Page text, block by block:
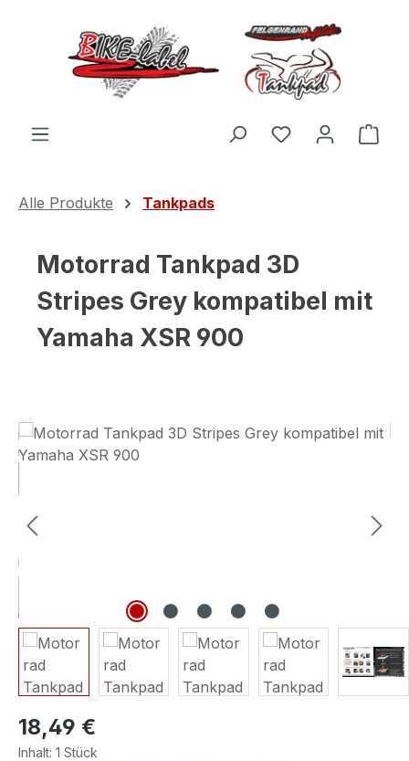
Zum Hauptinhalt springen
Du hast 0
Alle Produkte Tankpads
Motorrad Tankpad 3D
Stripes Grey kompatibel mit
Yamaha XSR 900
Bildergalerie überspringen
18,49 €
Inhalt: 1 Stück